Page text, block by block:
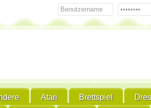
Atari Brettspiel